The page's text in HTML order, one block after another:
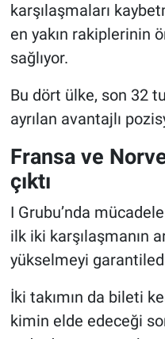
karşılaşmaları
en yakın rakiplerinin
sağlıyor.
Bu dört ülke, son 32
ayrılan avantajlı
Fransa ve
çıktı
I Grubu’nda
ilk iki karşılaşmanın
yükselmeyi
İki takımın da bileti
kimin elde edeceği